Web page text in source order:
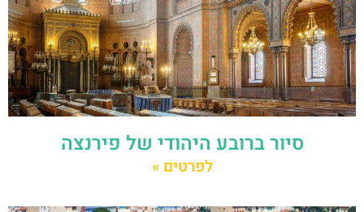
סיור ברובע היהודי של פירנצה
לפרטים »